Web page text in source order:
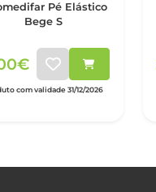
Pé Elástico
Bege S
com validade 31/12/2026